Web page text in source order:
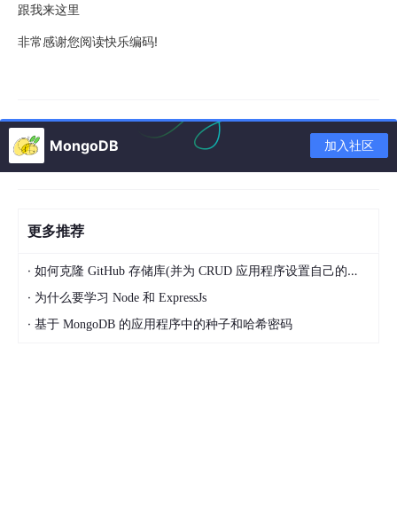
跟我来这里
非常感谢您阅读快乐编码!
MongoDB 加入社区
更多推荐
· 如何克隆 GitHub 存储库(并为 CRUD 应用程序设置自己的数据库)
· 为什么要学习 Node 和 ExpressJs
· 基于 MongoDB 的应用程序中的种子和哈希密码